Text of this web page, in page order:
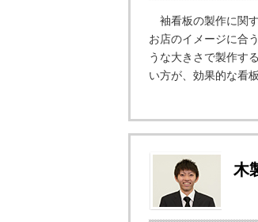
袖看板の製作に関
お店のイメージに合
うな大きさで製作す
い方が、効果的な看
木